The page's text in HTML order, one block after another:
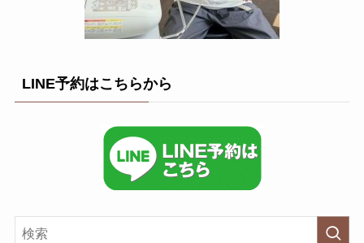
LINE予約はこちらから